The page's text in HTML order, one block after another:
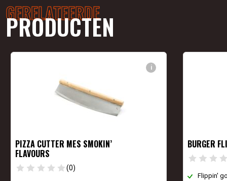
GERELATEERDE
PRODUCTEN
i
PIZZA CUTTER MES SMOKIN’
FLAVOURS
(0)
BURGER
Flippin'